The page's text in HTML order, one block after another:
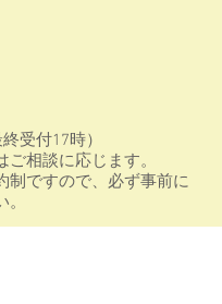
受付17時）
相談に応じます。
制ですので、必ず事前に
町中央３丁目９−１-102